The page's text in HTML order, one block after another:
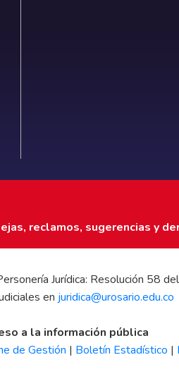
reclamos, sugerencias y
Jurídica: Resolución
en juridica@urosario.edu.co
a la información pública
de Gestión | Boletín Estadístico |